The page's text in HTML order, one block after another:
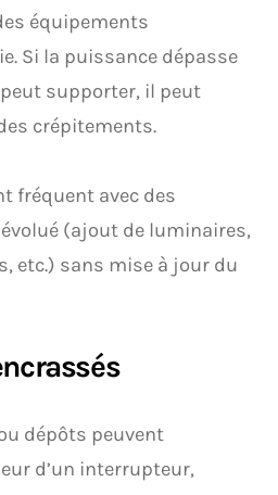
équipements
Si la puissance dépasse
supporter, il peut
crépitements.
fréquent avec des
(ajout de luminaires,
etc.) sans mise à jour du
dépôts peuvent
d’un interrupteur,